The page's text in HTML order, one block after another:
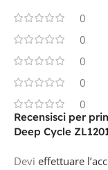
0
0
0
0
0
Recensisci per
Deep Cycle
Devi effettuare